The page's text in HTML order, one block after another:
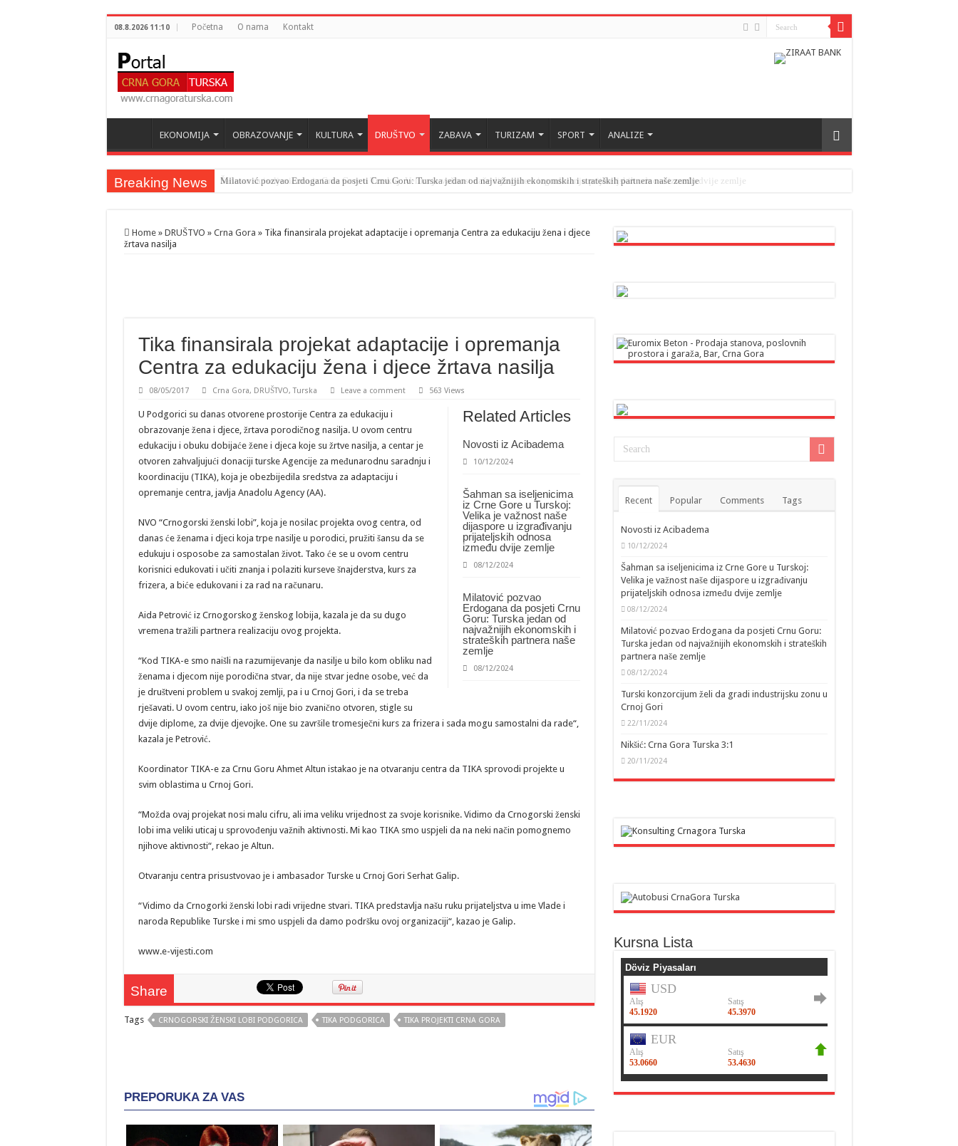
08.8.2026 11:10 Početna O nama Kontakt
EKONOMIJA OBRAZOVANJE KULTURA DRUŠTVO ZABAVA TURIZAM SPORT ANALIZE
Breaking News Milatović pozvao Erdogana da posjeti Crnu Goru: Turska jedan od najvažnijih ekonomskih i strateških partnera naše zemlje
Home » DRUŠTVO » Crna Gora » Tika finansirala projekat adaptacije i opremanja Centra za edukaciju žena i djece
žrtava nasilja
Tika finansirala projekat adaptacije i opremanja
Centra za edukaciju žena i djece žrtava nasilja
08/05/2017 Crna Gora, DRUŠTVO,Turska Leave a comment 563 Views
Related Articles
Novosti iz Acibadema
10/12/2024
Šahman sa iseljenicima
iz Crne Gore u Turskoj:
Velika je važnost naše
dijaspore u izgrađivanju
prijateljskih odnosa
između dvije zemlje
08/12/2024
Milatović pozvao
Erdogana da posjeti Crnu
Goru: Turska jedan od
najvažnijih ekonomskih i
strateških partnera naše
zemlje
08/12/2024
U Podgorici su danas otvorene prostorije Centra za edukaciju i
obrazovanje žena i djece, žrtava porodičnog nasilja. U ovom centru
edukaciju i obuku dobijaće žene i djeca koje su žrtve nasilja, a centar je
otvoren zahvaljujući donaciji turske Agencije za međunarodnu saradnju i
koordinaciju (TIKA), koja je obezbijedila sredstva za adaptaciju i
opremanje centra, javlja Anadolu Agency (AA).
NVO “Crnogorski ženski lobi”, koja je nosilac projekta ovog centra, od
danas će ženama i djeci koja trpe nasilje u porodici, pružiti šansu da se
edukuju i osposobe za samostalan život. Tako će se u ovom centru
korisnici edukovati i učiti znanja i polaziti kurseve šnajderstva, kurs za
frizera, a biće edukovani i za rad na računaru.
Aida Petrović iz Crnogorskog ženskog lobija, kazala je da su dugo
vremena tražili partnera realizaciju ovog projekta.
“Kod TIKA-e smo naišli na razumijevanje da nasilje u bilo kom obliku nad
ženama i djecom nije porodična stvar, da nije stvar jedne osobe, već da
je društveni problem u svakoj zemlji, pa i u Crnoj Gori, i da se treba
rješavati. U ovom centru, iako još nije bio zvanično otvoren, stigle su
dvije diplome, za dvije djevojke. One su završile tromesječni kurs za frizera i sada mogu samostalni da rade“,
kazala je Petrović.
Koordinator TIKA-e za Crnu Goru Ahmet Altun istakao je na otvaranju centra da TIKA sprovodi projekte u
svim oblastima u Crnoj Gori.
“Možda ovaj projekat nosi malu cifru, ali ima veliku vrijednost za svoje korisnike. Vidimo da Crnogorski ženski
lobi ima veliki uticaj u sprovođenju važnih aktivnosti. Mi kao TIKA smo uspjeli da na neki način pomognemo
njihove aktivnosti“, rekao je Altun.
Otvaranju centra prisustvovao je i ambasador Turske u Crnoj Gori Serhat Galip.
“Vidimo da Crnogorki ženski lobi radi vrijedne stvari. TIKA predstavlja našu ruku prijateljstva u ime Vlade i
naroda Republike Turske i mi smo uspjeli da damo podršku ovoj organizaciji“, kazao je Galip.
www.e-vijesti.com
Share
Tags CRNOGORSKI ŽENSKI LOBI PODGORICA TIKA PODGORICA TIKA PROJEKTI CRNA GORA
Recent Popular Comments Tags
Novosti iz Acibadema
10/12/2024
Šahman sa iseljenicima iz Crne Gore u Turskoj:
Velika je važnost naše dijaspore u izgrađivanju
prijateljskih odnosa između dvije zemlje
08/12/2024
Milatović pozvao Erdogana da posjeti Crnu Goru:
Turska jedan od najvažnijih ekonomskih i strateških
partnera naše zemlje
08/12/2024
Turski konzorcijum želi da gradi industrijsku zonu u
Crnoj Gori
22/11/2024
Nikšić: Crna Gora Turska 3:1
20/11/2024
Kursna Lista